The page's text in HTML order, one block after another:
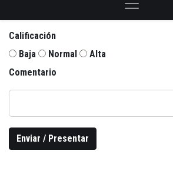
Calificación
Baja
Normal
Alta
Comentario
Enviar / Presentar